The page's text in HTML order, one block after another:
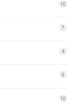
10
7
4
9
10